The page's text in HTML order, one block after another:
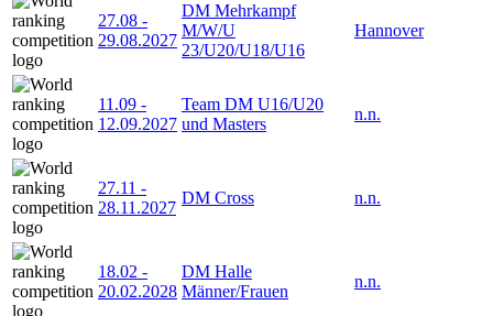
27.08 -
29.08.2027
DM Mehrkampf
M/W/U
23/U20/U18/U16
Hannover
11.09 -
12.09.2027
Team DM U16/U20
und Masters
n.n.
27.11 -
28.11.2027
DM Cross n.n.
18.02 -
20.02.2028
DM Halle
Männer/Frauen
n.n.